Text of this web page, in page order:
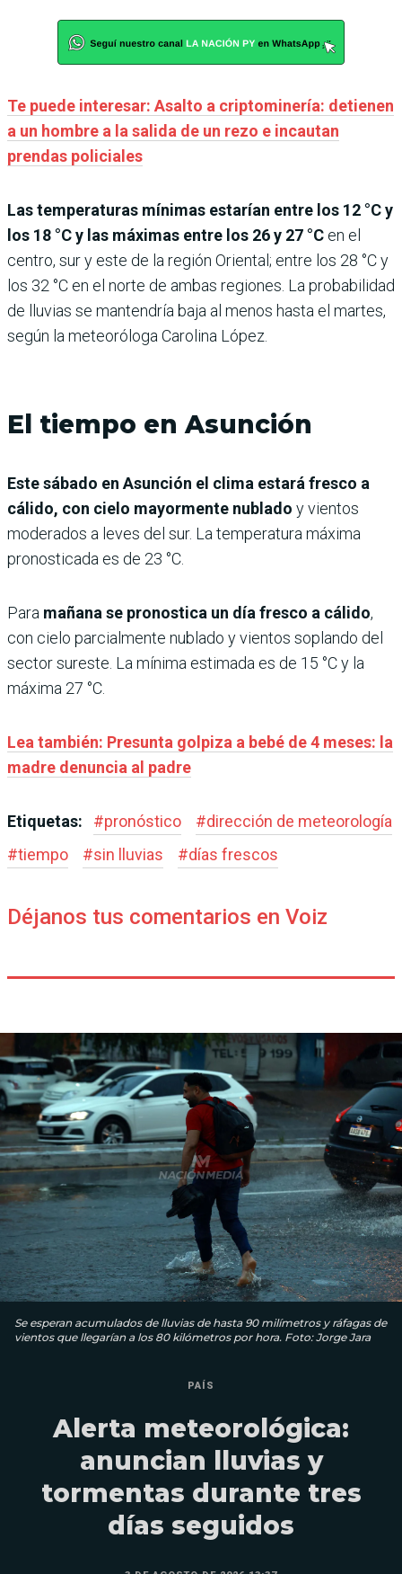
Te puede interesar: Asalto a criptominería: detienen
a un hombre a la salida de un rezo e incautan
prendas policiales
Las temperaturas mínimas estarían entre los 12 °C y
los 18 °C y las máximas entre los 26 y 27 °C en el
centro, sur y este de la región Oriental; entre los 28 °C y
los 32 °C en el norte de ambas regiones. La probabilidad
de lluvias se mantendría baja al menos hasta el martes,
según la meteoróloga Carolina López.
El tiempo en Asunción
Este sábado en Asunción el clima estará fresco a
cálido, con cielo mayormente nublado y vientos
moderados a leves del sur. La temperatura máxima
pronosticada es de 23 °C.
Para mañana se pronostica un día fresco a cálido,
con cielo parcialmente nublado y vientos soplando del
sector sureste. La mínima estimada es de 15 °C y la
máxima 27 °C.
Lea también: Presunta golpiza a bebé de 4 meses: la
madre denuncia al padre
Etiquetas: #pronóstico #dirección de meteorología
#tiempo #sin lluvias #días frescos
Déjanos tus comentarios en Voiz
Se esperan acumulados de lluvias de hasta 90 milímetros y ráfagas de
vientos que llegarían a los 80 kilómetros por hora. Foto: Jorge Jara
PAÍS
Alerta meteorológica:
anuncian lluvias y
tormentas durante tres
días seguidos